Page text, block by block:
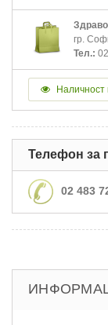
гр.
Тел.:
Наличност
Телефон за
02 483